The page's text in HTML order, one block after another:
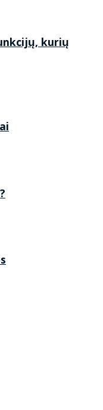
kurių